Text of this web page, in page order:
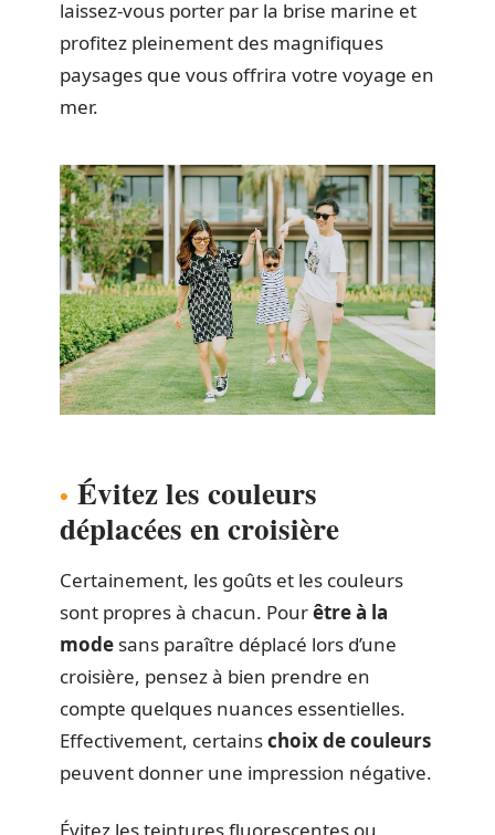
laissez-vous porter par la brise marine et
profitez pleinement des magnifiques
paysages que vous offrira votre voyage en
mer.
Évitez les couleurs
déplacées en croisière
Certainement, les goûts et les couleurs
sont propres à chacun. Pourêtre à la
mode sans paraître déplacé lors d’une
croisière, pensez à bien prendre en
compte quelques nuances essentielles.
Effectivement, certainschoix de couleurs
peuvent donner une impression négative.